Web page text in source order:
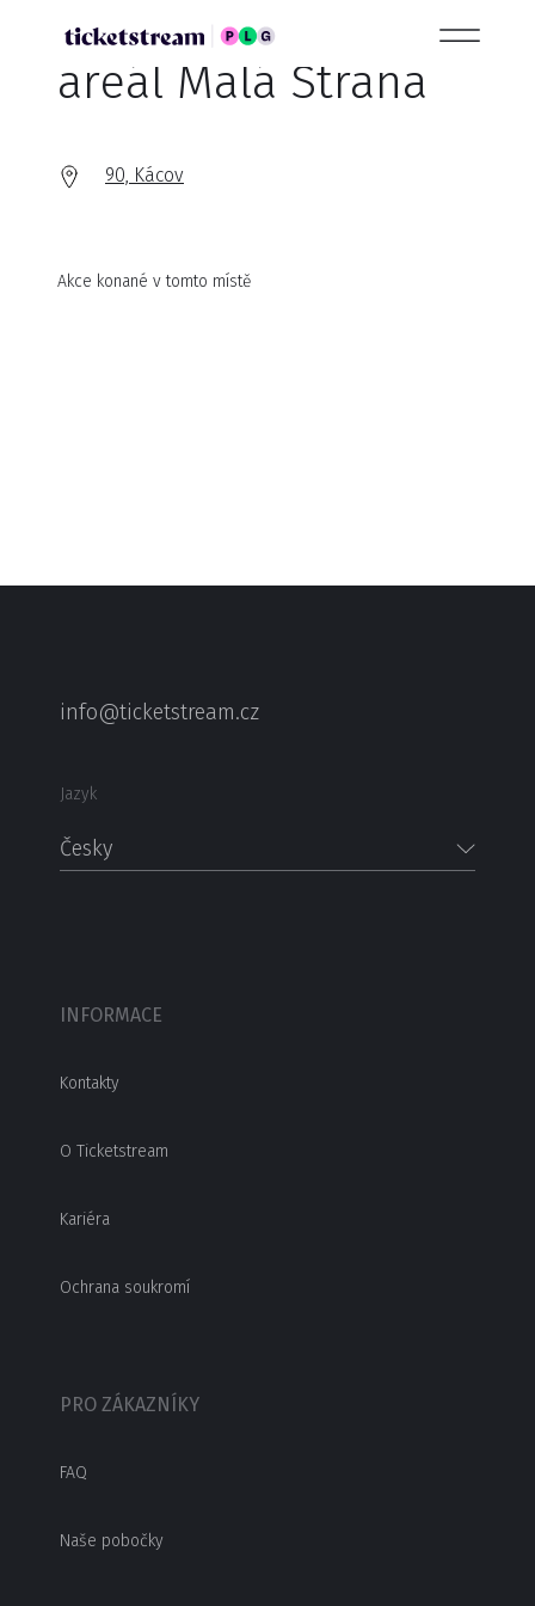
areál Malá Strana
90, Kácov
Akce konané v tomto místě
info@ticketstream.cz
Jazyk
Česky
INFORMACE
Kontakty
O Ticketstream
Kariéra
Ochrana soukromí
PRO ZÁKAZNÍKY
FAQ
Naše pobočky